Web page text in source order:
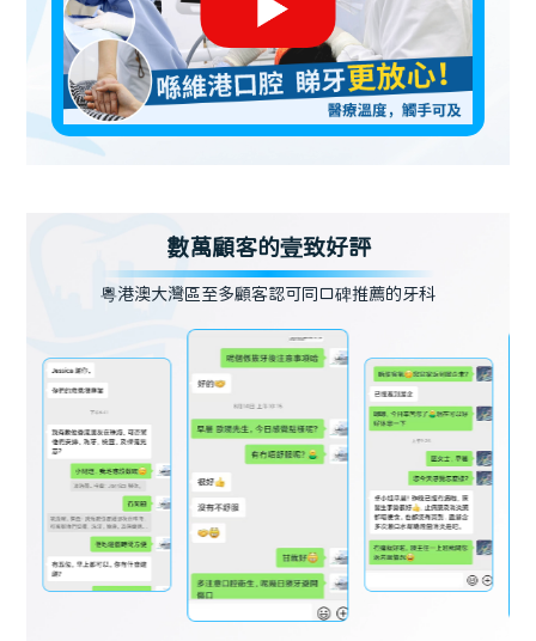
數萬顧客的壹致好評
粵港澳大灣區至多顧客認可同口碑推薦的牙科